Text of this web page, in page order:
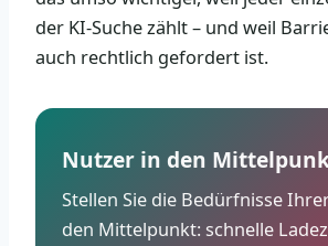
der KI-Suche zählt – und weil
auch rechtlich gefordert ist.
Nutzer in den
Stellen Sie die Bedürfnisse
den Mittelpunkt: schnelle